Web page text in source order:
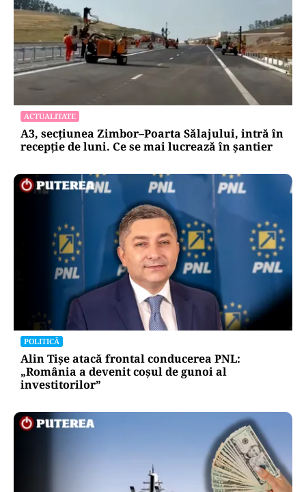
ACTUALITATE
A3, secțiunea Zimbor–Poarta Sălajului, intră în
recepție de luni. Ce se mai lucrează în șantier
POLITICĂ
Alin Tișe atacă frontal conducerea PNL:
„România a devenit coșul de gunoi al
investitorilor”